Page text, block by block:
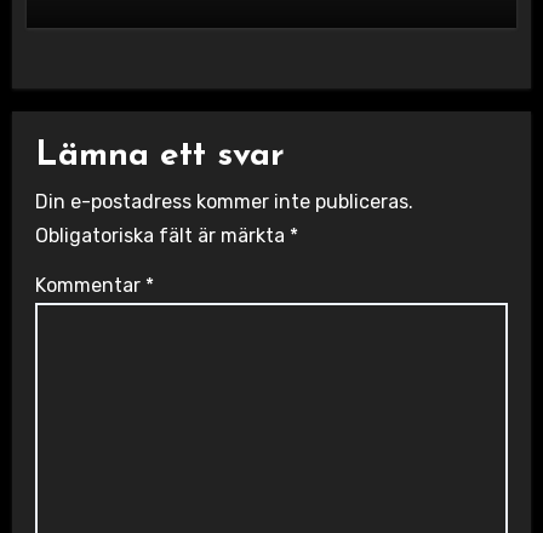
Lämna ett svar
Din e-postadress kommer inte publiceras.
Obligatoriska fält är märkta *
Kommentar *